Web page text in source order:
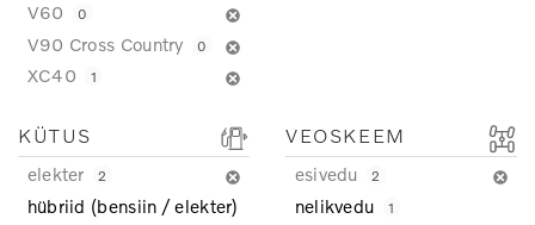
V60 0
V90 Cross Country 0
XC40 1
KÜTUS
elekter 2
hübriid (bensiin / elekter)
VEOSKEEM
esivedu 2
nelikvedu 1